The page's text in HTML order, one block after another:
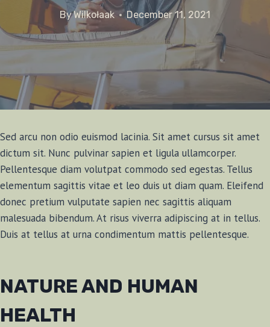
ByWilkołaak December 11, 2021
Sed arcu non odio euismod lacinia. Sit amet cursus sit amet
dictum sit. Nunc pulvinar sapien et ligula ullamcorper.
Pellentesque diam volutpat commodo sed egestas. Tellus
elementum sagittis vitae et leo duis ut diam quam. Eleifend
donec pretium vulputate sapien nec sagittis aliquam
malesuada bibendum. At risus viverra adipiscing at in tellus.
Duis at tellus at urna condimentum mattis pellentesque.
NATURE AND HUMAN
HEALTH